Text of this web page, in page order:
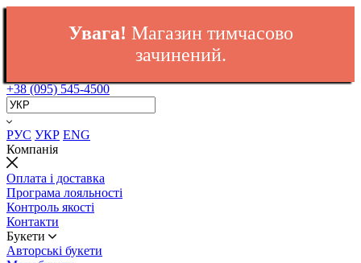
Увага! Магазин тимчасово
зачинений.
+38 (095) 545-4500
РУС УКР ENG
Компанія
Оплата і доставка
Програма лояльності
Контроль якості
Контакти
Букети
Авторські букети